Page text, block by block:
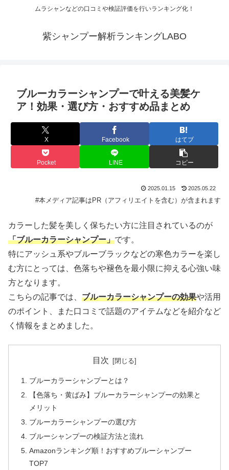
ムラシャンなどの口コミや検証評価を行いランキング化！
紫シャンプー解析ランキングLABO
ブルーカラーシャンプーで叶える美髪ケ
ア！効果・選び方・おすすめ品まとめ
X Facebook はてブ
Pocket LINE コピー
2025.01.15 2025.05.22
#本メディア記事はPR（アフィリエイトを含む）が含まれます
カラーした髪を美しく保ちたい方に注目されているのが
「ブルーカラーシャンプー」です。
特にアッシュ系やブルーブラックなどの寒色カラーを楽し
む方にとっては、色落ちや褪色を最小限に抑える心強い味
方となります。
こちらの記事では、 ブルーカラーシャンプーの効果や活用
のポイント、また口コミで話題のアイテムなどを紹介など
く情報をまとめました。
目次
ブルーカラーシャンプーとは？
【色落ち・黄ばみ】ブルーカラーシャンプーの効果と
メリット
ブルーカラーシャンプーの選び方
ブルーシャンプーの検証方法と流れ
Amazonランキング順！おすすめブルーシャンプー
TOP7